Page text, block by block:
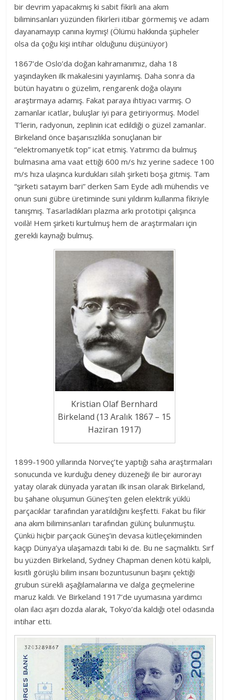
bir devrim yapacakmış ki sabit fikirli ana akım
biliminsanları yüzünden fikirleri itibar görmemiş ve adam
dayanamayıp canına kıymış! (Ölümü hakkında şüpheler
olsa da çoğu kişi intihar olduğunu düşünüyor)
1867’de Oslo’da doğan kahramanımız, daha 18
yaşındayken ilk makalesini yayınlamış. Daha sonra da
bütün hayatını o güzelim, rengarenk doğa olayını
araştırmaya adamış. Fakat paraya ihtiyacı varmış. O
zamanlar icatlar, buluşlar iyi para getiriyormuş. Model
T’lerin, radyonun, zeplinin icat edildiği o güzel zamanlar.
Birkeland önce başarısızlıkla sonuçlanan bir
“elektromanyetik top” icat etmiş. Yatırımcı da bulmuş
bulmasına ama vaat ettiği 600 m/s hız yerine sadece 100
m/s hıza ulaşınca kurdukları silah şirketi boşa gitmiş. Tam
“şirketi satayım bari” derken Sam Eyde adlı mühendis ve
onun suni gübre üretiminde suni yıldırım kullanma fikriyle
tanışmış. Tasarladıkları plazma arkı prototipi çalışınca
voilà! Hem şirketi kurtulmuş hem de araştırmaları için
gerekli kaynağı bulmuş.
Kristian Olaf Bernhard
Birkeland (13 Aralık 1867 – 15
Haziran 1917)
1899-1900 yıllarında Norveç’te yaptığı saha araştırmaları
sonucunda ve kurduğu deney düzeneği ile bir aurorayı
yatay olarak dünyada yaratan ilk insan olarak Birkeland,
bu şahane oluşumun Güneş’ten gelen elektrik yüklü
parçacıklar tarafından yaratıldığını keşfetti. Fakat bu fikir
ana akım biliminsanları tarafından gülünç bulunmuştu.
Çünkü hiçbir parçacık Güneş’in devasa kütleçekiminden
kaçıp Dünya’ya ulaşamazdı tabi ki de. Bu ne saçmalıktı. Sırf
bu yüzden Birkeland, Sydney Chapman denen kötü kalpli,
kısıtlı görüşlü bilim insanı bozuntusunun başını çektiği
grubun sürekli aşağılamalarına ve dalga geçmelerine
maruz kaldı. Ve Birkeland 1917’de uyumasına yardımcı
olan ilacı aşırı dozda alarak, Tokyo’da kaldığı otel odasında
intihar etti.